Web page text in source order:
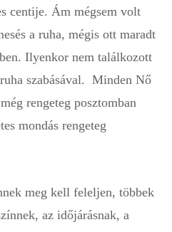
centije. Ám mégsem volt
a ruha, mégis ott maradt
Ilyenkor nem találkozott
szabásával. Minden Nő
rengeteg posztomban
mondás rengeteg
meg kell feleljen, többek
az időjárásnak, a